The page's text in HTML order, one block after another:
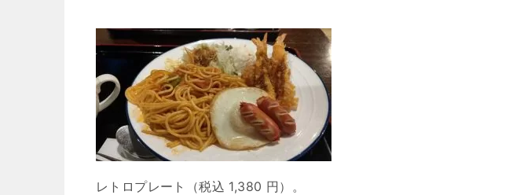
レトロプレート（税込 1,380 円）。